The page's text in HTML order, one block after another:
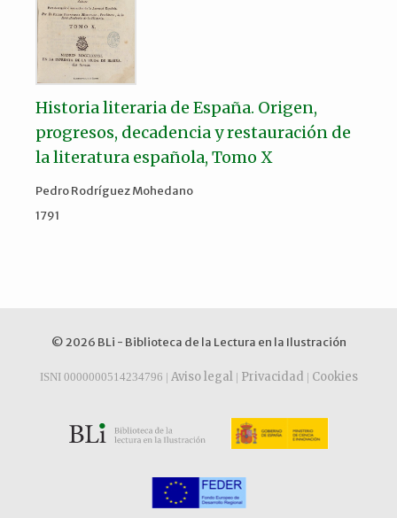
Historia literaria de España. Origen,
progresos, decadencia y restauración de
la literatura española, Tomo X
Pedro Rodríguez Mohedano
1791
© 2026 BLi - Biblioteca de la Lectura en la Ilustración
ISNI 0000000514234796 | Aviso legal | Privacidad | Cookies